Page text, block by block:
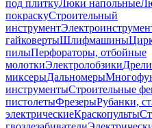
под плиткуЛюки напольные
покраскуСтроительный
инструмент
гайковертыШлифмашины
пилыПерфораторы, отбойные
молоткиЭлектролобзикиДрели
миксерыДальномеры
инструментыСтроительные
пистолетыФрезерыРубанки,
электрическиеКраскопульты